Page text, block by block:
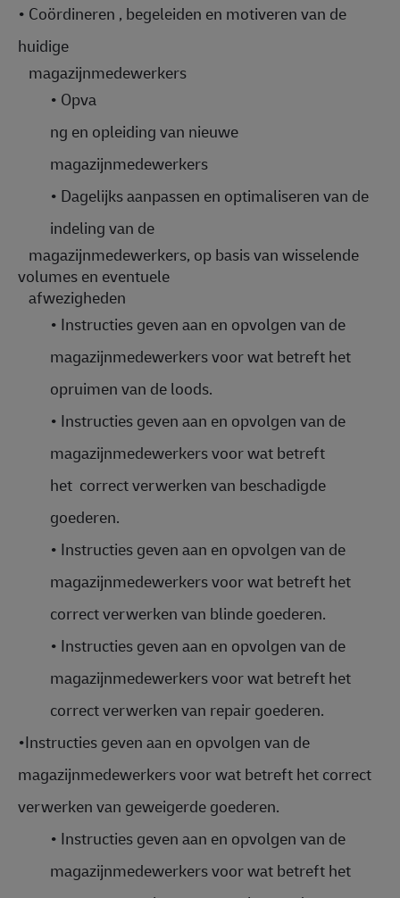
• Coördineren , begeleiden en motiveren van de
huidige
magazijnmedewerkers
• Opva
ng en opleiding van nieuwe
magazijnmedewerkers
• Dagelijks aanpassen en optimaliseren van de
indeling van de
magazijnmedewerkers, op basis van wisselende
volumes en eventuele
afwezigheden
• Instructies geven aan en opvolgen van de
magazijnmedewerkers voor wat betreft het
opruimen van de loods.
• Instructies geven aan en opvolgen van de
magazijnmedewerkers voor wat betreft
het correct verwerken van beschadigde
goederen.
• Instructies geven aan en opvolgen van de
magazijnmedewerkers voor wat betreft het
correct verwerken van blinde goederen.
• Instructies geven aan en opvolgen van de
magazijnmedewerkers voor wat betreft het
correct verwerken van repair goederen.
•Instructies geven aan en opvolgen van de
magazijnmedewerkers voor wat betreft het correct
verwerken van geweigerde goederen.
• Instructies geven aan en opvolgen van de
magazijnmedewerkers voor wat betreft het